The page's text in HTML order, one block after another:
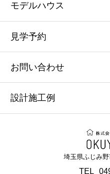
モデルハウス
見学予約
お問い合わせ
設計施工例
埼玉県ふじみ
TEL